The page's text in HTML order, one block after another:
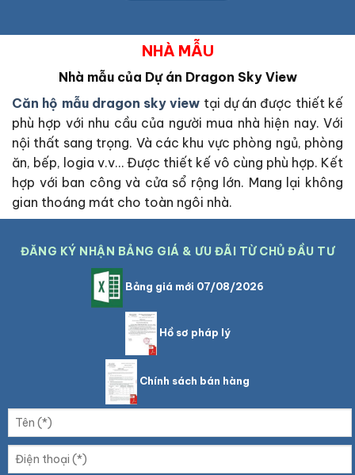
NHÀ MẪU
Nhà mẫu của Dự án Dragon Sky View
Căn hộ mẫu dragon sky view tại dự án được thiết kế
phù hợp với nhu cầu của người mua nhà hiện nay. Với
nội thất sang trọng. Và các khu vực phòng ngủ, phòng
ăn, bếp, logia v.v… Được thiết kế vô cùng phù hợp. Kết
hợp với ban công và cửa sổ rộng lớn. Mang lại không
gian thoáng mát cho toàn ngôi nhà.
ĐĂNG KÝ NHẬN BẢNG GIÁ & ƯU ĐÃI TỪ CHỦ ĐẦU TƯ
Bảng giá mới 07/08/2026
Hồ sơ pháp lý
Chính sách bán hàng